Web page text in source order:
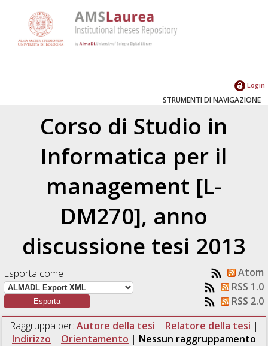
Login
STRUMENTI DI NAVIGAZIONE
Corso di Studio in
Informatica per il
management [L-
DM270], anno
discussione tesi 2013
Esporta come
Atom
RSS 1.0
RSS 2.0
Raggruppa per: Autore della tesi | Relatore della tesi |
Indirizzo | Orientamento | Nessun raggruppamento